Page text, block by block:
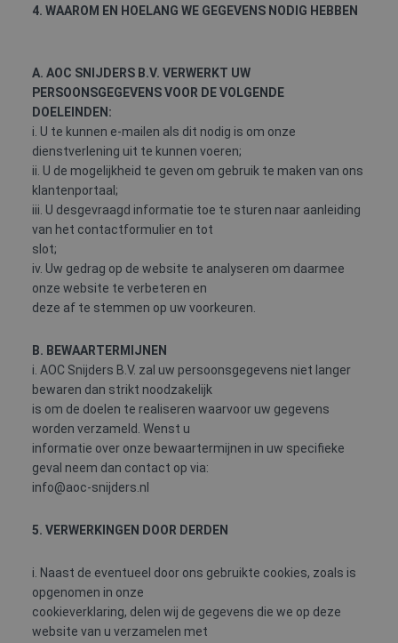
4. WAAROM EN HOELANG WE GEGEVENS NODIG HEBBEN
A. AOC SNIJDERS B.V. VERWERKT UW
PERSOONSGEGEVENS VOOR DE VOLGENDE
DOELEINDEN:
i. U te kunnen e-mailen als dit nodig is om onze
dienstverlening uit te kunnen voeren;
ii. U de mogelijkheid te geven om gebruik te maken van ons
klantenportaal;
iii. U desgevraagd informatie toe te sturen naar aanleiding
van het contactformulier en tot
slot;
iv. Uw gedrag op de website te analyseren om daarmee
onze website te verbeteren en
deze af te stemmen op uw voorkeuren.
B. BEWAARTERMIJNEN
i. AOC Snijders B.V. zal uw persoonsgegevens niet langer
bewaren dan strikt noodzakelijk
is om de doelen te realiseren waarvoor uw gegevens
worden verzameld. Wenst u
informatie over onze bewaartermijnen in uw specifieke
geval neem dan contact op via:
info@aoc-snijders.nl
5. VERWERKINGEN DOOR DERDEN
i. Naast de eventueel door ons gebruikte cookies, zoals is
opgenomen in onze
cookieverklaring, delen wij de gegevens die we op deze
website van u verzamelen met